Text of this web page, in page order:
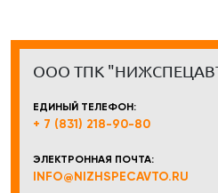
ООО ТПК
ЕДИНЫЙ ТЕЛЕФОН:
+ 7 (831) 218-90-80
ЭЛЕКТРОННАЯ ПОЧТА:
INFO@NIZHSPECAVTO.RU